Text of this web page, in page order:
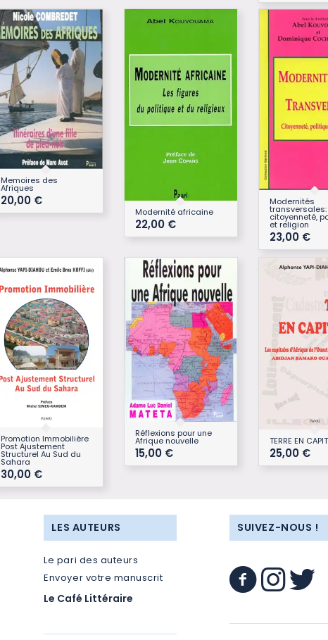
Memoires des
Afriques
20,00 €
Modernité africaine
22,00 €
Modernités
transversales:
citoyenneté,
et religion
23,00 €
Promotion Immobilière
Post Ajustement
Structurel Au Sud du
Sahara
30,00 €
Réflexions pour une
Afrique nouvelle
15,00 €
TERRE EN
25,00 €
LES AUTEURS
Le pari des auteurs
Envoyer votre manuscrit
Le Café Littéraire
SUIVEZ-NOUS !